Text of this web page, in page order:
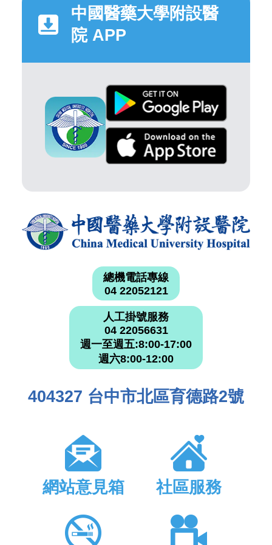
中國醫藥大學附設醫
院 APP
總機電話專線
04 22052121
人工掛號服務
04 22056631
週一至週五:8:00-17:00
週六8:00-12:00
404327 台中市北區育德路2號
網站意見箱 社區服務